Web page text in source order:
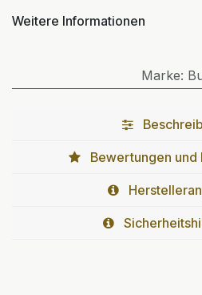
Weitere Informationen
Marke:
Bewertungen und